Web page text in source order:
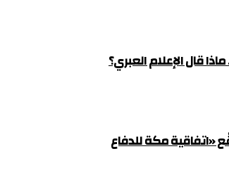
قال الإعلام العبري؟
«اتفاقية مكة للدفاع